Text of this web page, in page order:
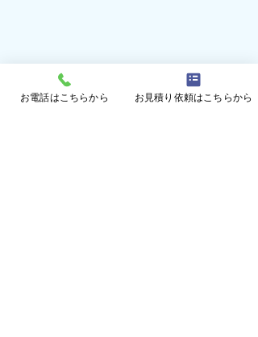
お電話はこちらから お見積り依頼はこちらから